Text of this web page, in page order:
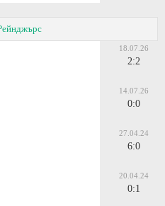
18.07.26
2:2
14.07.26
0:0
27.04.24
6:0
20.04.24
0:1